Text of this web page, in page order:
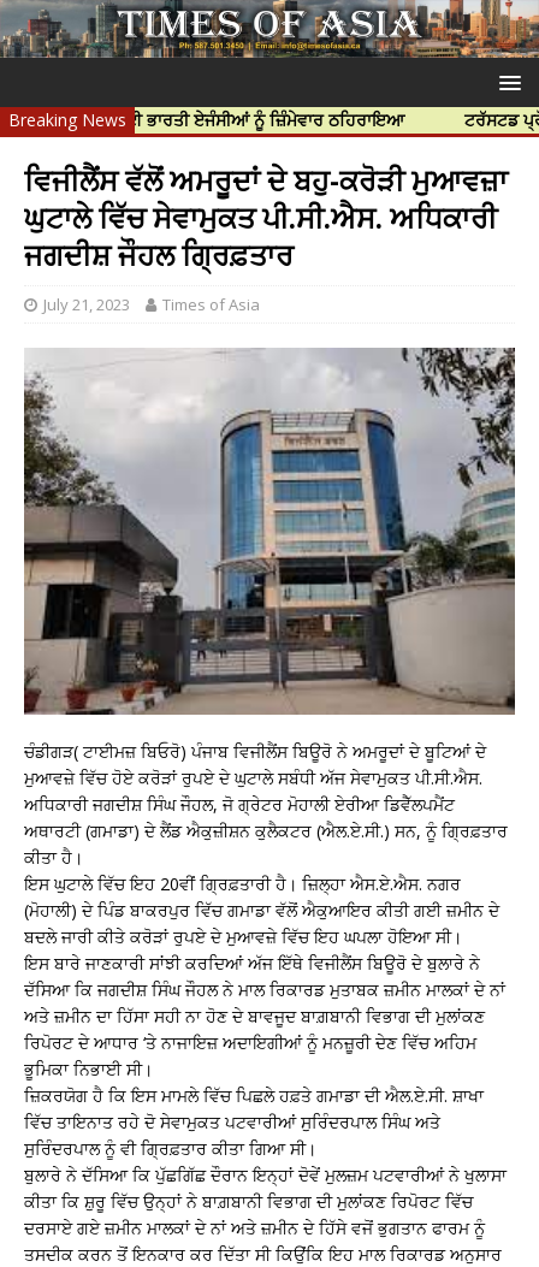
Breaking News
ਲਈ ਭਾਰਤੀ ਏਜੰਸੀਆਂ ਨੂੰ ਜ਼ਿੰਮੇਵਾਰ ਠਹਿਰਾਇਆ ਟਰੱਸਟਡ ਪ੍ਰੋਫੈਸ਼ਨਲ
ਵਿਜੀਲੈਂਸ ਵੱਲੋਂ ਅਮਰੂਦਾਂ ਦੇ ਬਹੁ-ਕਰੋੜੀ ਮੁਆਵਜ਼ਾ
ਘੁਟਾਲੇ ਵਿੱਚ ਸੇਵਾਮੁਕਤ ਪੀ.ਸੀ.ਐਸ. ਅਧਿਕਾਰੀ
ਜਗਦੀਸ਼ ਜੌਹਲ ਗ੍ਰਿਫ਼ਤਾਰ
July 21, 2023 Times of Asia
ਚੰਡੀਗੜ( ਟਾਈਮਜ਼ ਬਿਓਰੋ) ਪੰਜਾਬ ਵਿਜੀਲੈਂਸ ਬਿਊਰੋ ਨੇ ਅਮਰੂਦਾਂ ਦੇ ਬੂਟਿਆਂ ਦੇ
ਮੁਆਵਜ਼ੇ ਵਿੱਚ ਹੋਏ ਕਰੋੜਾਂ ਰੁਪਏ ਦੇ ਘੁਟਾਲੇ ਸਬੰਧੀ ਅੱਜ ਸੇਵਾਮੁਕਤ ਪੀ.ਸੀ.ਐਸ.
ਅਧਿਕਾਰੀ ਜਗਦੀਸ਼ ਸਿੰਘ ਜੌਹਲ, ਜੋ ਗ੍ਰੇਟਰ ਮੋਹਾਲੀ ਏਰੀਆ ਡਿਵੈੱਲਪਮੈਂਟ
ਅਥਾਰਟੀ (ਗਮਾਡਾ) ਦੇ ਲੈਂਡ ਐਕੁਜ਼ੀਸ਼ਨ ਕੁਲੈਕਟਰ (ਐਲ.ਏ.ਸੀ.) ਸਨ, ਨੂੰ ਗ੍ਰਿਫ਼ਤਾਰ
ਕੀਤਾ ਹੈ।
ਇਸ ਘੁਟਾਲੇ ਵਿੱਚ ਇਹ 20ਵੀਂ ਗ੍ਰਿਫ਼ਤਾਰੀ ਹੈ। ਜ਼ਿਲ੍ਹਾ ਐਸ.ਏ.ਐਸ. ਨਗਰ
(ਮੋਹਾਲੀ) ਦੇ ਪਿੰਡ ਬਾਕਰਪੁਰ ਵਿੱਚ ਗਮਾਡਾ ਵੱਲੋਂ ਐਕੁਆਇਰ ਕੀਤੀ ਗਈ ਜ਼ਮੀਨ ਦੇ
ਬਦਲੇ ਜਾਰੀ ਕੀਤੇ ਕਰੋੜਾਂ ਰੁਪਏ ਦੇ ਮੁਆਵਜ਼ੇ ਵਿੱਚ ਇਹ ਘਪਲਾ ਹੋਇਆ ਸੀ।
ਇਸ ਬਾਰੇ ਜਾਣਕਾਰੀ ਸਾਂਝੀ ਕਰਦਿਆਂ ਅੱਜ ਇੱਥੇ ਵਿਜੀਲੈਂਸ ਬਿਊਰੋ ਦੇ ਬੁਲਾਰੇ ਨੇ
ਦੱਸਿਆ ਕਿ ਜਗਦੀਸ਼ ਸਿੰਘ ਜੌਹਲ ਨੇ ਮਾਲ ਰਿਕਾਰਡ ਮੁਤਾਬਕ ਜ਼ਮੀਨ ਮਾਲਕਾਂ ਦੇ ਨਾਂ
ਅਤੇ ਜ਼ਮੀਨ ਦਾ ਹਿੱਸਾ ਸਹੀ ਨਾ ਹੋਣ ਦੇ ਬਾਵਜੂਦ ਬਾਗ਼ਬਾਨੀ ਵਿਭਾਗ ਦੀ ਮੁਲਾਂਕਣ
ਰਿਪੋਰਟ ਦੇ ਆਧਾਰ ‘ਤੇ ਨਾਜਾਇਜ਼ ਅਦਾਇਗੀਆਂ ਨੂੰ ਮਨਜ਼ੂਰੀ ਦੇਣ ਵਿੱਚ ਅਹਿਮ
ਭੂਮਿਕਾ ਨਿਭਾਈ ਸੀ।
ਜ਼ਿਕਰਯੋਗ ਹੈ ਕਿ ਇਸ ਮਾਮਲੇ ਵਿੱਚ ਪਿਛਲੇ ਹਫ਼ਤੇ ਗਮਾਡਾ ਦੀ ਐਲ.ਏ.ਸੀ. ਸ਼ਾਖਾ
ਵਿੱਚ ਤਾਇਨਾਤ ਰਹੇ ਦੋ ਸੇਵਾਮੁਕਤ ਪਟਵਾਰੀਆਂ ਸੁਰਿੰਦਰਪਾਲ ਸਿੰਘ ਅਤੇ
ਸੁਰਿੰਦਰਪਾਲ ਨੂੰ ਵੀ ਗ੍ਰਿਫ਼ਤਾਰ ਕੀਤਾ ਗਿਆ ਸੀ।
ਬੁਲਾਰੇ ਨੇ ਦੱਸਿਆ ਕਿ ਪੁੱਛਗਿੱਛ ਦੌਰਾਨ ਇਨ੍ਹਾਂ ਦੋਵੇਂ ਮੁਲਜ਼ਮ ਪਟਵਾਰੀਆਂ ਨੇ ਖੁਲਾਸਾ
ਕੀਤਾ ਕਿ ਸ਼ੁਰੂ ਵਿੱਚ ਉਨ੍ਹਾਂ ਨੇ ਬਾਗ਼ਬਾਨੀ ਵਿਭਾਗ ਦੀ ਮੁਲਾਂਕਣ ਰਿਪੋਰਟ ਵਿੱਚ
ਦਰਸਾਏ ਗਏ ਜ਼ਮੀਨ ਮਾਲਕਾਂ ਦੇ ਨਾਂ ਅਤੇ ਜ਼ਮੀਨ ਦੇ ਹਿੱਸੇ ਵਜੋਂ ਭੁਗਤਾਨ ਫਾਰਮ ਨੂੰ
ਤਸਦੀਕ ਕਰਨ ਤੋਂ ਇਨਕਾਰ ਕਰ ਦਿੱਤਾ ਸੀ ਕਿਉਂਕਿ ਇਹ ਮਾਲ ਰਿਕਾਰਡ ਅਨੁਸਾਰ